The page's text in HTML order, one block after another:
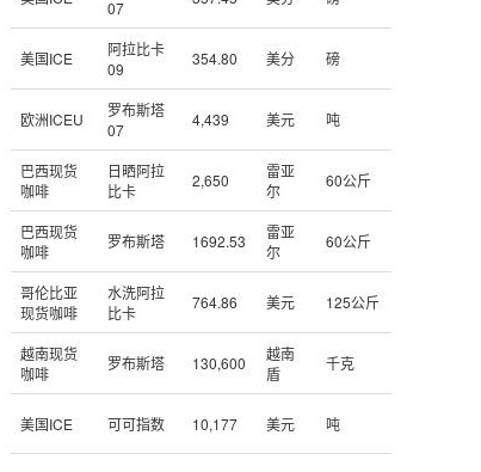
07
美国ICE
阿拉比卡
09
354.80 美分 磅
欧洲ICEU
罗布斯塔
07
4,439 美元 吨
巴西现货
咖啡
日晒阿拉
比卡
2,650
雷亚
尔
60公斤
巴西现货
咖啡
罗布斯塔 1692.53
雷亚
尔
60公斤
哥伦比亚
现货咖啡
水洗阿拉
比卡
764.86 美元 125公斤
越南现货
咖啡
罗布斯塔 130,600
越南
盾
千克
美国ICE 可可指数 10,177 美元 吨